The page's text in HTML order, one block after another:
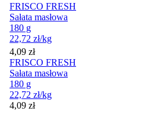
FRISCO FRESH
Sałata masłowa
180 g
22,72 zł/kg
Cena
4,09 zł
FRISCO FRESH
Sałata masłowa
180 g
22,72 zł/kg
Cena
4,09 zł